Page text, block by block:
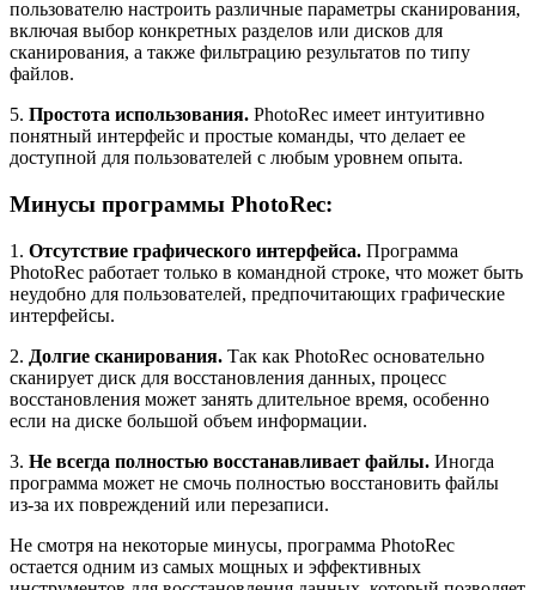
пользователю настроить различные параметры сканирования,
включая выбор конкретных разделов или дисков для
сканирования, а также фильтрацию результатов по типу
файлов.
5. Простота использования. PhotoRec имеет интуитивно
понятный интерфейс и простые команды, что делает ее
доступной для пользователей с любым уровнем опыта.
Минусы программы PhotoRec:
1. Отсутствие графического интерфейса. Программа
PhotoRec работает только в командной строке, что может быть
неудобно для пользователей, предпочитающих графические
интерфейсы.
2. Долгие сканирования. Так как PhotoRec основательно
сканирует диск для восстановления данных, процесс
восстановления может занять длительное время, особенно
если на диске большой объем информации.
3. Не всегда полностью восстанавливает файлы. Иногда
программа может не смочь полностью восстановить файлы
из-за их повреждений или перезаписи.
Не смотря на некоторые минусы, программа PhotoRec
остается одним из самых мощных и эффективных